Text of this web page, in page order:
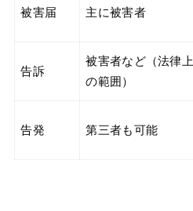
被害届 主に被害者
告訴
被害者など（法律上
の範囲）
告発 第三者も可能